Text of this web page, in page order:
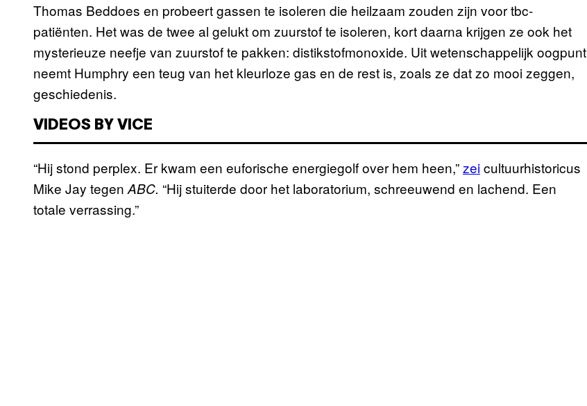
Thomas Beddoes en probeert gassen te isoleren die heilzaam zouden zijn voor tbc-
patiënten. Het was de twee al gelukt om zuurstof te isoleren, kort daarna krijgen ze ook het
mysterieuze neefje van zuurstof te pakken: distikstofmonoxide. Uit wetenschappelijk oogpunt
neemt Humphry een teug van het kleurloze gas en de rest is, zoals ze dat zo mooi zeggen,
geschiedenis.
VIDEOS BY VICE
“Hij stond perplex. Er kwam een euforische energiegolf over hem heen,”zeicultuurhistoricus
Mike Jay tegen ABC. “Hij stuiterde door het laboratorium, schreeuwend en lachend. Een
totale verrassing.”